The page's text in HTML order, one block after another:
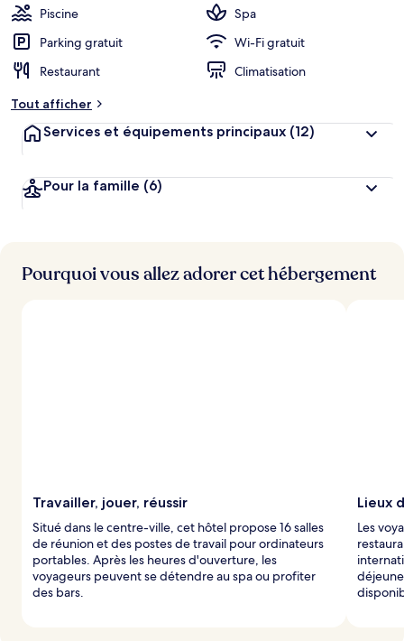
n
i
e
e
s
v
Piscine
Spa
Parking gratuit
Wi-Fi gratuit
Restaurant
Climatisation
Tout afficher
Services et équipements principaux (12)
Pour la famille (6)
Pourquoi vous allez adorer cet hébergement
Travailler, jouer, réussir
Situé dans le centre-ville, cet hôtel propose 16 salles
de réunion et des postes de travail pour ordinateurs
portables. Après les heures d'ouverture, les
voyageurs peuvent se détendre au spa ou profiter
des bars.
Lieux
Les